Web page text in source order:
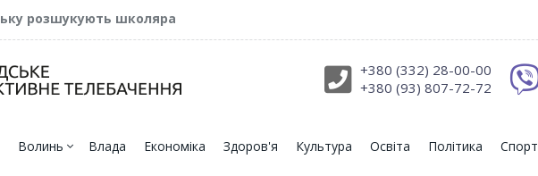
розшукують школяра
+380 (332) 28-00-00
+380 (93) 807-72-72
Волинь Влада Економіка Здоров'я Культура Освіта Політика Спорт